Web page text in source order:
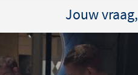
verschillende kleuren:
mat zwart en
op de rest van je
Jouw vraag,